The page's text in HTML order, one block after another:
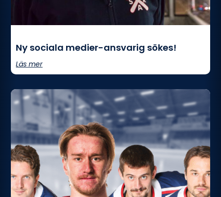
Ny sociala medier-ansvarig sökes!
Läs mer